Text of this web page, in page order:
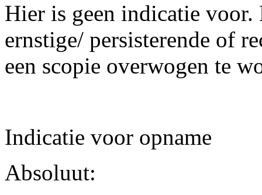
Hier is geen indicatie
ernstige/ persisterende of
een scopie overwogen te
Indicatie voor opname
Absoluut: